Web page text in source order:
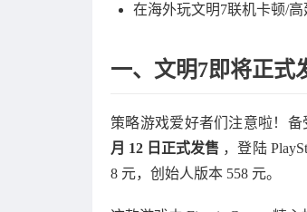
在海外玩文明7联机卡顿/
一、文明7即将正式
策略游戏爱好者们注意啦！
月 12 日正式发售 ，登陆
8 元，创始人版本 558 元。